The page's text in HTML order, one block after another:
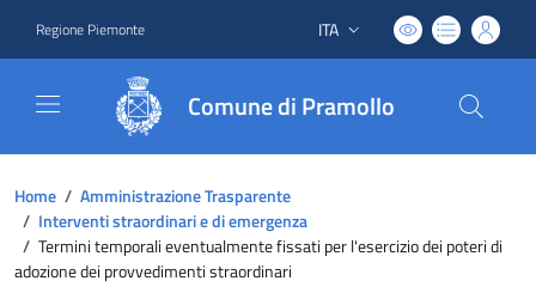
Regione Piemonte Lingua attiva:
ITA
Comune di Pramollo
Home / Amministrazione Trasparente
/ Interventi straordinari e di emergenza
/ Termini temporali eventualmente fissati per l'esercizio dei poteri di
adozione dei provvedimenti straordinari